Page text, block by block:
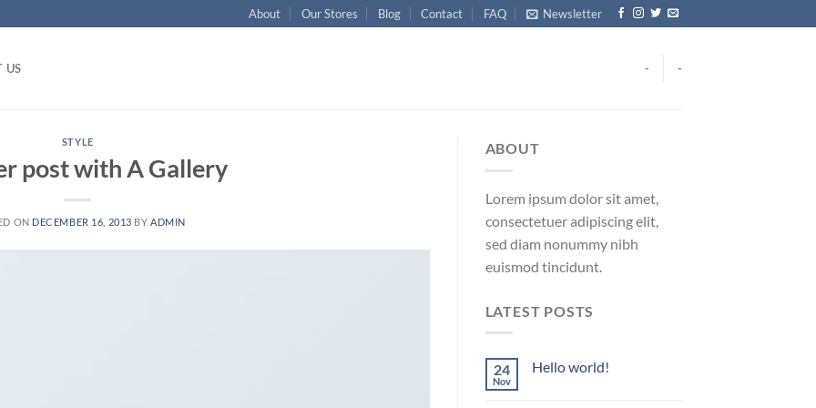
About Our Stores Blog Contact FAQ Newsletter
US - -
STYLE
post with A Gallery
ON DECEMBER 16, 2013 BY ADMIN
ABOUT
Lorem ipsum dolor sit amet,
consectetuer adipiscing elit,
sed diam nonummy nibh
euismod tincidunt.
LATEST POSTS
24
Nov
Hello world!